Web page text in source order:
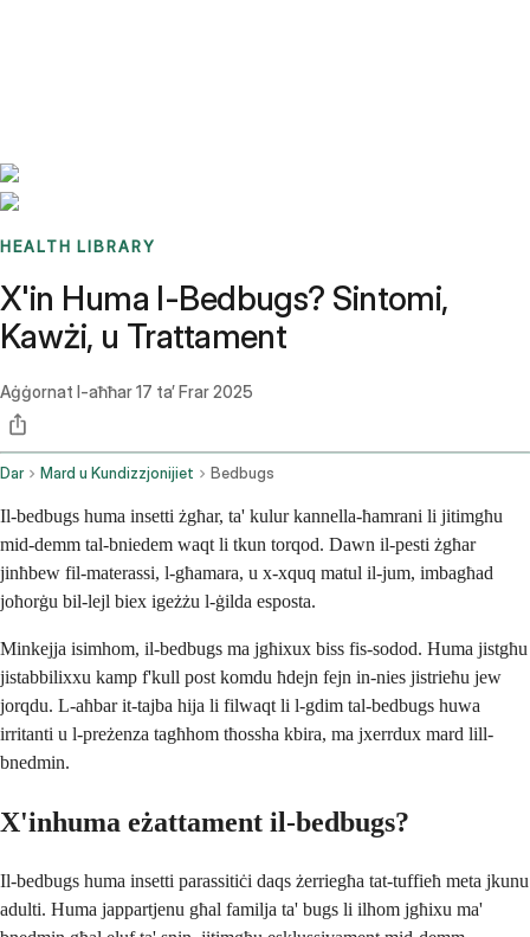
HEALTH LIBRARY
X'in Huma l-Bedbugs? Sintomi,
Kawżi, u Trattament
Aġġornat l-aħħar17 ta’ Frar 2025
Dar Mard u Kundizzjonijiet Bedbugs
Il-bedbugs huma insetti żgħar, ta' kulur kannella-ħamrani li jitimgħu
mid-demm tal-bniedem waqt li tkun torqod. Dawn il-pesti żgħar
jinħbew fil-materassi, l-għamara, u x-xquq matul il-jum, imbagħad
joħorġu bil-lejl biex igeżżu l-ġilda esposta.
Minkejja isimhom, il-bedbugs ma jgħixux biss fis-sodod. Huma jistgħu
jistabbilixxu kamp f'kull post komdu ħdejn fejn in-nies jistrieħu jew
jorqdu. L-aħbar it-tajba hija li filwaqt li l-gdim tal-bedbugs huwa
irritanti u l-preżenza tagħhom tħossha kbira, ma jxerrdux mard lill-
bnedmin.
X'inhuma eżattament il-bedbugs?
Il-bedbugs huma insetti parassitiċi daqs żerriegħa tat-tuffieħ meta jkunu
adulti. Huma jappartjenu għal familja ta' bugs li ilhom jgħixu ma'